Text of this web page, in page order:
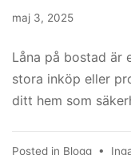
maj 3, 2025
Låna på bostad är
stora inköp eller
ditt hem som
Posted in Blogg •